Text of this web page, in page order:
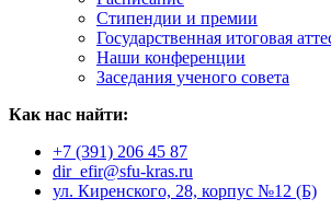
Стипендии и премии
Государственная итоговая
Наши конференции
Заседания ученого совета
Как нас найти:
+7 (391) 206 45 87
dir_efir@sfu-kras.ru
ул. Киренского, 28, корпус №12 (Б)